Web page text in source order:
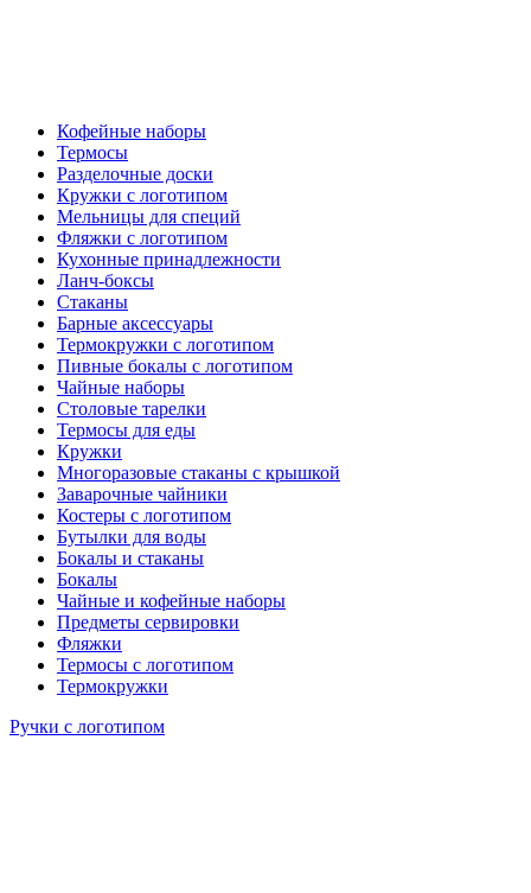
Кофейные наборы
Термосы
Разделочные доски
Кружки с логотипом
Мельницы для специй
Фляжки с логотипом
Кухонные принадлежности
Ланч-боксы
Стаканы
Барные аксессуары
Термокружки с логотипом
Пивные бокалы с логотипом
Чайные наборы
Столовые тарелки
Термосы для еды
Кружки
Многоразовые стаканы с крышкой
Заварочные чайники
Костеры с логотипом
Бутылки для воды
Бокалы и стаканы
Бокалы
Чайные и кофейные наборы
Предметы сервировки
Фляжки
Термосы с логотипом
Термокружки
Ручки с логотипом